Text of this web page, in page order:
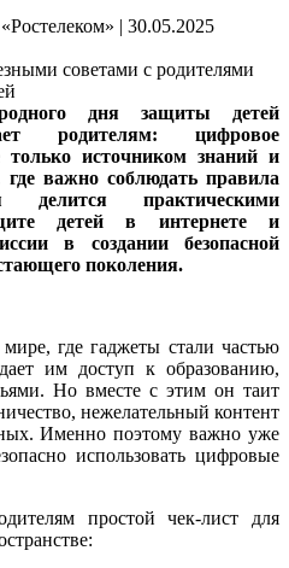
| 30.05.2025
дня защиты детей
родителям: цифровое
только источником знаний и
важно соблюдать правила
делится практическими
детей в интернете и
в создании безопасной
поколения.
где гаджеты стали частью
им доступ к образованию,
Но вместе с этим он таит
нежелательный контент
Именно поэтому важно уже
использовать цифровые
простой чек-лист для